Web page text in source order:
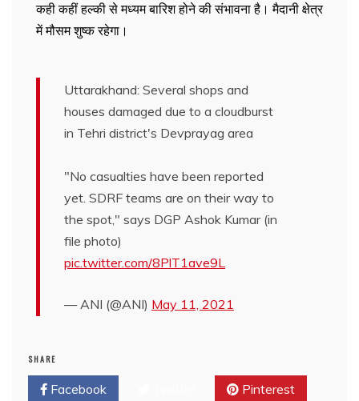
कही कहीं हल्की से मध्यम बारिश होने की संभावना है। मैदानी क्षेत्र
में मौसम शुष्क रहेगा।
Uttarakhand: Several shops and
houses damaged due to a cloudburst
in Tehri district's Devprayag area
"No casualties have been reported
yet. SDRF teams are on their way to
the spot," says DGP Ashok Kumar (in
file photo)
pic.twitter.com/8PlT1ave9L
— ANI (@ANI) May 11, 2021
SHARE
Facebook Pinterest